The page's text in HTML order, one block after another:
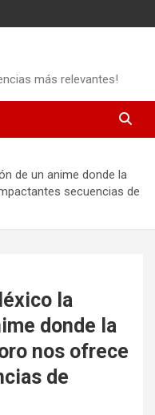
más relevantes!
de un anime donde la
secuencias de
la
donde la
nos ofrece
de